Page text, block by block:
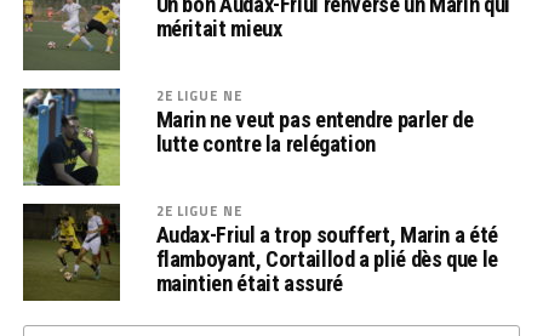
méritait mieux
2E LIGUE NE
Marin ne veut pas entendre parler de
lutte contre la relégation
2E LIGUE NE
Audax-Friul a trop souffert, Marin a été
flamboyant, Cortaillod a plié dès que le
maintien était assuré